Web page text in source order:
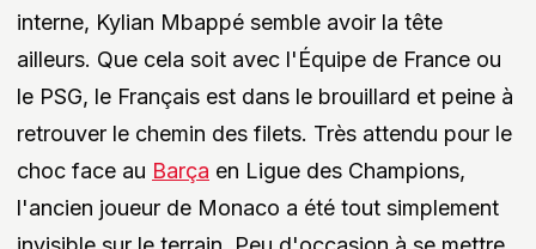
interne, Kylian Mbappé semble avoir la tête
ailleurs. Que cela soit avec l'Équipe de France ou
le PSG, le Français est dans le brouillard et peine à
retrouver le chemin des filets. Très attendu pour le
choc face au Barça en Ligue des Champions,
l'ancien joueur de Monaco a été tout simplement